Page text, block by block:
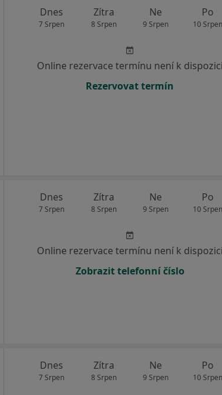
Dnes
7 Srpen
Zítra
8 Srpen
Ne
9 Srpen
Po
10 Srpen
Online rezervace termínu není k dispozici
Rezervovat termín
Dnes
7 Srpen
Zítra
8 Srpen
Ne
9 Srpen
Po
10 Srpen
Online rezervace termínu není k dispozici
Zobrazit telefonní číslo
Dnes
7 Srpen
Zítra
8 Srpen
Ne
9 Srpen
Po
10 Srpen